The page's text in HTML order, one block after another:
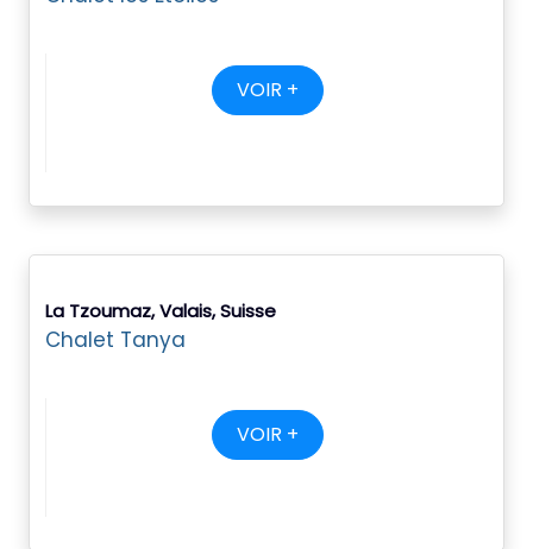
VOIR +
La Tzoumaz, Valais, Suisse
Chalet Tanya
VOIR +